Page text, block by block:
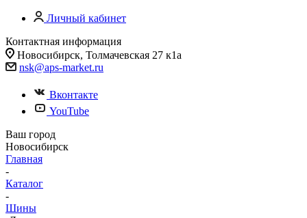
Личный кабинет
Контактная информация
Новосибирск, Толмачевская 27 к1а
nsk@aps-market.ru
Вконтакте
YouTube
Ваш город
Новосибирск
Главная
-
Каталог
-
Шины